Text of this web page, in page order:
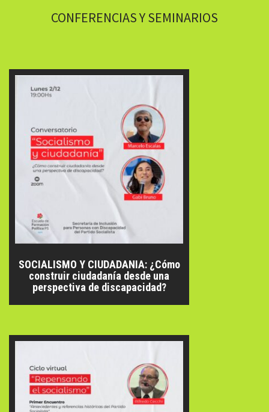
CONFERENCIAS Y SEMINARIOS
SOCIALISMO Y CIUDADANIA: ¿Cómo
construir ciudadanía desde una
perspectiva de discapacidad?